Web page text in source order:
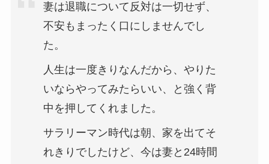
妻は退職について反対は一切せず、
不安もまったく口にしませんでし
た。
人生は一度きりなんだから、やりた
いならやってみたらいい、と強く背
中を押してくれました。
サラリーマン時代は朝、家を出てそ
れきりでしたけど、今は妻と24時間